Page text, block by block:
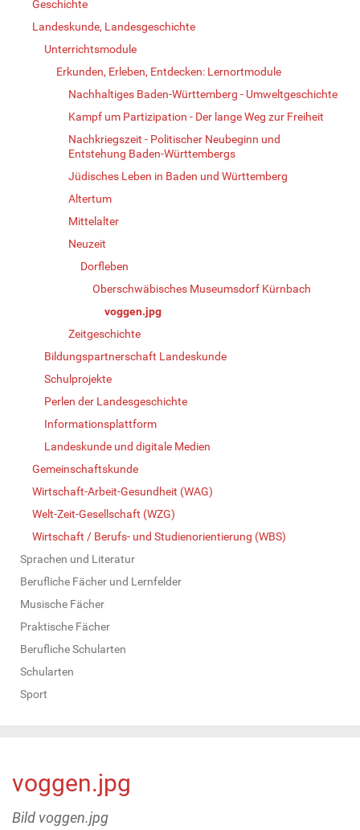
Geschichte
Landeskunde, Landesgeschichte
Unterrichtsmodule
Erkunden, Erleben, Entdecken: Lernortmodule
Nachhaltiges Baden-Württemberg - Umweltgeschichte
Kampf um Partizipation - Der lange Weg zur Freiheit
Nachkriegszeit - Politischer Neubeginn und
Entstehung Baden-Württembergs
Jüdisches Leben in Baden und Württemberg
Altertum
Mittelalter
Neuzeit
Dorfleben
Oberschwäbisches Museumsdorf Kürnbach
voggen.jpg
Zeitgeschichte
Bildungspartnerschaft Landeskunde
Schulprojekte
Perlen der Landesgeschichte
Informationsplattform
Landeskunde und digitale Medien
Gemeinschaftskunde
Wirtschaft-Arbeit-Gesundheit (WAG)
Welt-Zeit-Gesellschaft (WZG)
Wirtschaft / Berufs- und Studienorientierung (WBS)
Sprachen und Literatur
Berufliche Fächer und Lernfelder
Musische Fächer
Praktische Fächer
Berufliche Schularten
Schularten
Sport
voggen.jpg
Bild voggen.jpg